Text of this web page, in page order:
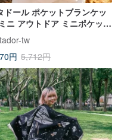
ドール ポケットブランケッ
ニ アウトドア ミニポケット
ニックマット 4.0
tw
円 5,712円